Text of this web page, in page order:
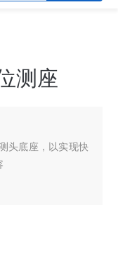
测座
头底座，以实现快